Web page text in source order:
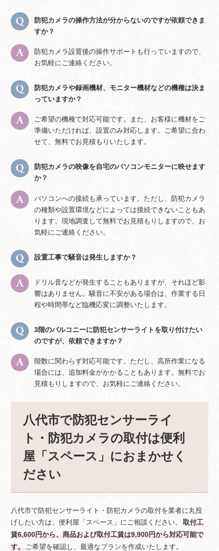
防犯カメラの操作方法が分からないのですが依頼できま
すか？
防犯カメラ設置後の操作サポートも行っていますので、
お気軽にご連絡ください。
防犯カメラや録画機材、モニター機材などの機種は決ま
っていますか？
ご希望の機種で対応可能です。また、お客様に機材をご
準備いただければ、設置のみ対応します。ご希望に合わ
せて、無料でお見積もりいたします。
防犯カメラの映像を自宅のパソコンモニターに映せます
か？
パソコンへの接続も承っています。ただし、防犯カメラ
の種類や設置環境などによっては接続できないこともあ
ります。現地調査して無料でお見積もりしますので、お
気軽にご連絡ください。
設置工事で騒音は発生しますか？
ドリル音などが発生することもありますが、それほど影
響はありません。騒音に不安がある場合は、作業する日
程や時間帯など臨機応変に調整いたします。
3階のバルコニーに防犯センサーライトを取り付けたい
のですが、依頼できますか？
階数に関わらず対応可能です。ただし、高所作業になる
場合には、追加料金がかかることもあります。無料でお
見積もりしますので、お気軽にご連絡ください。
八代市で防犯センサーライ
ト・防犯カメラの取付は便利
屋「スペース」におまかせく
ださい
八代市で防犯センサーライト・防犯カメラの取付を業者に丸投
げしたい方は、便利屋「スペース」にご相談ください。取付工
賃6,600円から、商品および取付工賃は9,900円から対応可能で
す。 ご希望を確認し、最適なプランを作成いたします。